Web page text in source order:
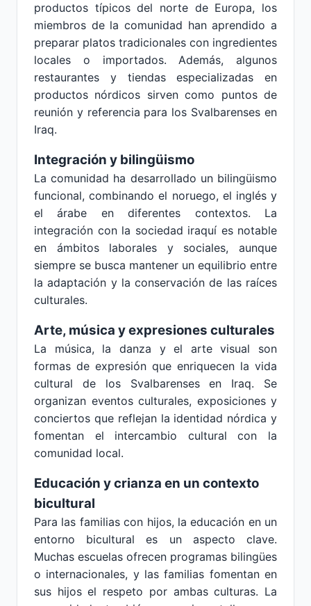
productos típicos del norte de Europa, los
miembros de la comunidad han aprendido a
preparar platos tradicionales con ingredientes
locales o importados. Además, algunos
restaurantes y tiendas especializadas en
productos nórdicos sirven como puntos de
reunión y referencia para los Svalbarenses en
Iraq.
Integración y bilingüismo
La comunidad ha desarrollado un bilingüismo
funcional, combinando el noruego, el inglés y
el árabe en diferentes contextos. La
integración con la sociedad iraquí es notable
en ámbitos laborales y sociales, aunque
siempre se busca mantener un equilibrio entre
la adaptación y la conservación de las raíces
culturales.
Arte, música y expresiones culturales
La música, la danza y el arte visual son
formas de expresión que enriquecen la vida
cultural de los Svalbarenses en Iraq. Se
organizan eventos culturales, exposiciones y
conciertos que reflejan la identidad nórdica y
fomentan el intercambio cultural con la
comunidad local.
Educación y crianza en un contexto
bicultural
Para las familias con hijos, la educación en un
entorno bicultural es un aspecto clave.
Muchas escuelas ofrecen programas bilingües
o internacionales, y las familias fomentan en
sus hijos el respeto por ambas culturas. La